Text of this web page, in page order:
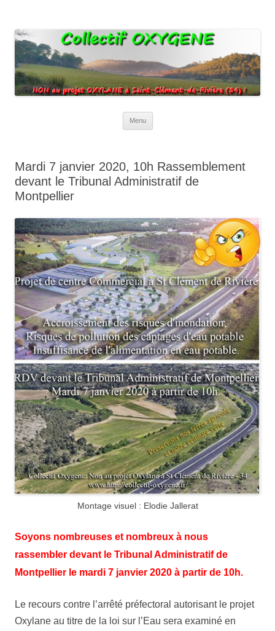
agricoles.
Menu
Mardi 7 janvier 2020, 10h Rassemblement
devant le Tribunal Administratif de
Montpellier
Montage visuel : Elodie Jallerat
Soyons nombreuses et nombreux à nous
rassembler devant le Tribunal Administratif de
Montpellier le mardi 7 janvier 2020 à partir de 10h.
Le recours contre l’arrêté préfectoral autorisant le projet
Oxylane au titre de la loi sur l’Eau sera examiné en